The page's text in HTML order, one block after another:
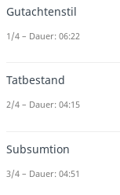
Nach Beantwortung
Studyflix zu verbessern. Mehr
Folgen der
Gutachtenstil
1/4 – Dauer: 06:22
Tatbestand
2/4 – Dauer: 04:15
Subsumtion
3/4 – Dauer: 04:51